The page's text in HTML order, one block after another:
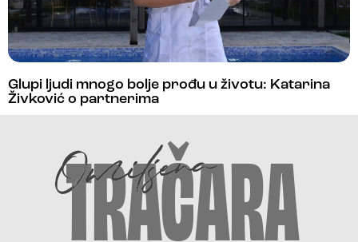
Glupi ljudi mnogo bolje prođu u životu: Katarina
Živković o partnerima